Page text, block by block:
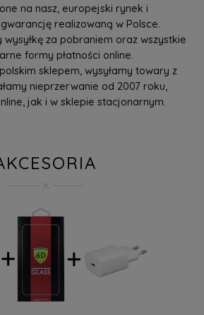
na nasz, europejski rynek i
realizowaną w Polsce.
za pobraniem oraz wszystkie
formy płatności online.
sklepem, wysyłamy towary z
nieprzerwanie od 2007 roku,
jak i w sklepie stacjonarnym.